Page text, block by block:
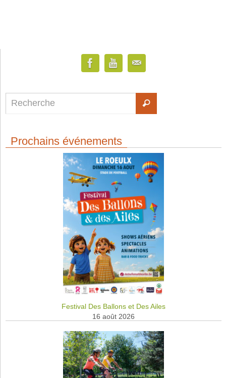
Prochains événements
Festival Des Ballons et Des Ailes
16 août 2026